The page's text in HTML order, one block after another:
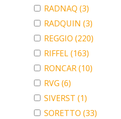
RADNAQ (3)
RADQUIN (3)
REGGIO (220)
RIFFEL(163)
RONCAR(10)
RVG (6)
SIVERST (1)
SORETTO (33)